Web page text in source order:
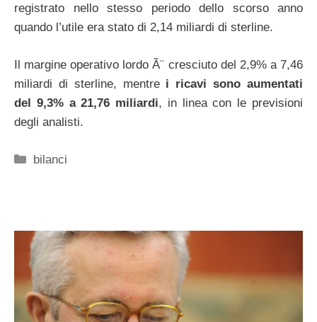
registrato nello stesso periodo dello scorso anno
quando l’utile era stato di 2,14 miliardi di sterline.
Il margine operativo lordo Ã¨ cresciuto del 2,9% a 7,46
miliardi di sterline, mentre i ricavi sono aumentati
del 9,3% a 21,76 miliardi, in linea con le previsioni
degli analisti.
Categorie
bilanci